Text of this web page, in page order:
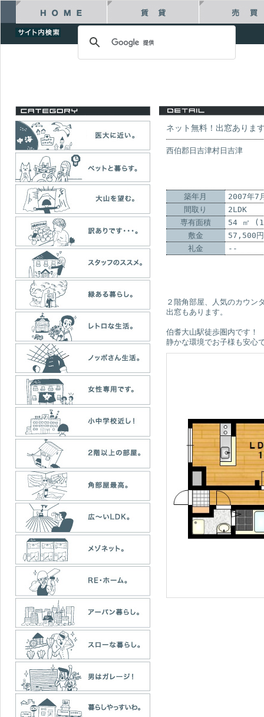
ネット無料！出窓ありま
西伯郡日吉津村日吉津
築年月
2007年7
間取り
2LDK
専有面積
54 ㎡
敷金
57,500円
礼金
--
２階角部屋、人気のカウン
出窓もあります。
伯耆大山駅徒歩圏内です！
静かな環境でお子様も安心